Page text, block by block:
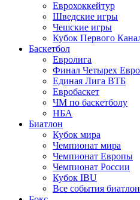
Еврохоккейтур
Шведские игры
Чешские игры
Кубок Первого
Баскетбол
Евролига
Финал Четырех
Единая Лига ВТБ
Евробаскет
ЧМ по баскетболу
НБА
Биатлон
Кубок мира
Чемпионат мира
Чемпионат Европы
Чемпионат России
Кубок IBU
Все события